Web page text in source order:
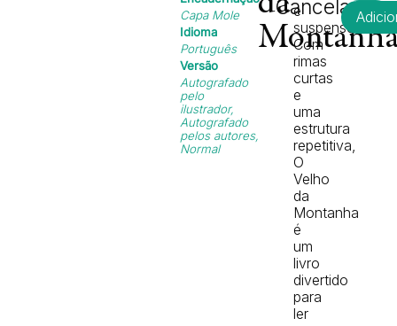
Capa Mole
Idioma
Português
Versão
Autografado
pelo
ilustrador,
Autografado
pelos autores,
Normal
Cancela
e
suspense.
Com
rimas
curtas
e
uma
estrutura
repetitiva,
O
Velho
da
Montanha
é
um
livro
divertido
para
ler